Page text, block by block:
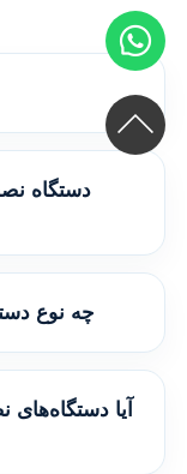
دستگاه
چه نوع
آیا